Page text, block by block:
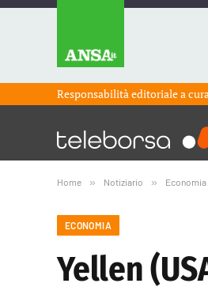
Responsabilità editoriale a
Home » Notiziario » Economia
ECONOMIA
Yellen